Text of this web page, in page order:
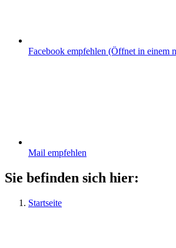
Facebook empfehlen (Öffnet in einem
Mail empfehlen
Sie befinden sich hier:
Startseite